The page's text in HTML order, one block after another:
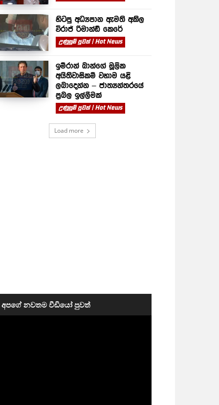
හිටපු අධ්‍යපාන ඇමති අකිල
විරාජ් රිමාන්ඩ් කෙරේ
උණුසුම් පුවත් | Hot News
ඉම්රාන් ඛාන්ගේ මූලික
අයිතිවාසිකම් වහාම යළි
ලබාදෙන්න – ජාත්‍යන්තරයේ
ප්‍රබල ඉල්ලීමක්
උණුසුම් පුවත් | Hot News
Load more
අපගේ නවතම වීඩියෝ පුවත්